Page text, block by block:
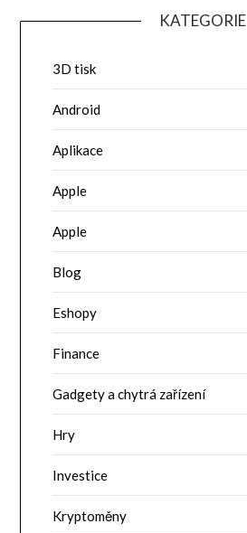
KATEGORIE
3D tisk
Android
Aplikace
Apple
Apple
Blog
Eshopy
Finance
Gadgety a chytrá zařízení
Hry
Investice
Kryptoměny